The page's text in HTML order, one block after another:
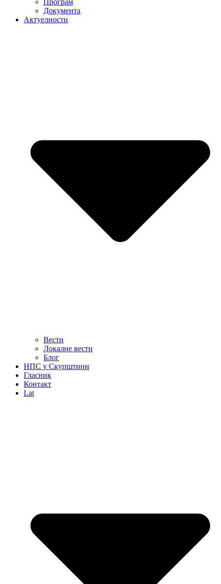
Документа
Актуелности
Вести
Локалне вести
Блог
НПС у Скупштини
Гласник
Контакт
Lat